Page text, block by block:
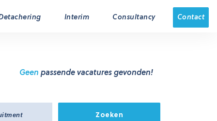
Interim Consultancy Contact
Geen passende vacatures gevonden!
Zoeken